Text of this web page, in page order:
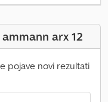
ammann arx 12
pojave novi rezultati